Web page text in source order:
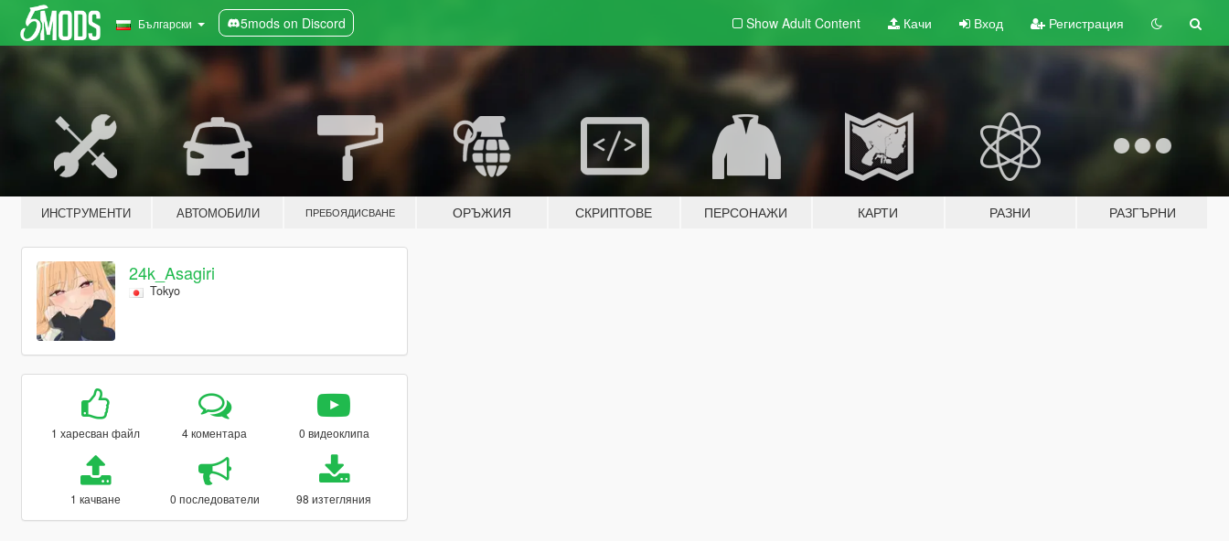
Български 5mods on Discord Show Adult Content Качи Вход Регистрация
ИНСТРУМЕНТИ АВТОМОБИЛИ ПРЕБОЯДИСВАНЕ ОРЪЖИЯ СКРИПТОВЕ ПЕРСОНАЖИ КАРТИ РАЗНИ РАЗГЪРНИ
24k_Asagiri
Tokyo
1 харесван файл 4 коментара 0 видеоклипа
1 качване 0 последователи 98 изтегляния